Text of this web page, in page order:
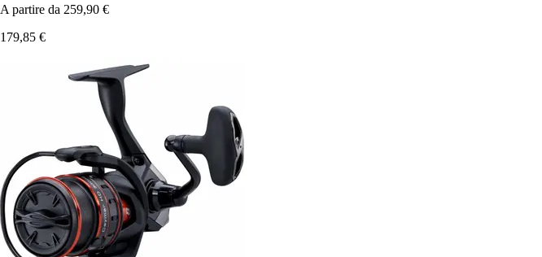
A partire da 259,90 €
179,85 €